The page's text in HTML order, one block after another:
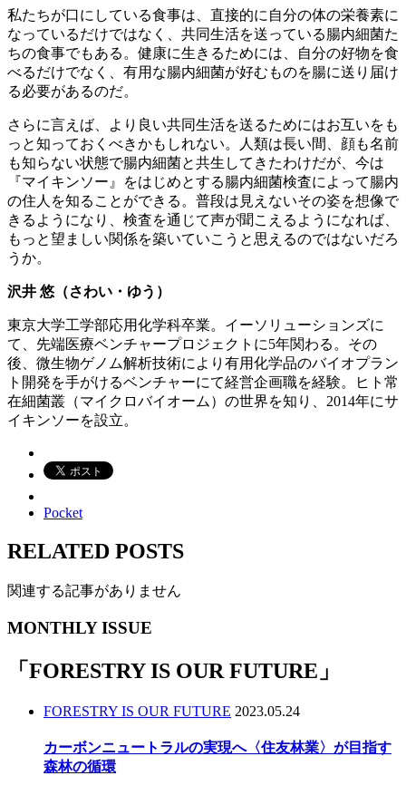
私たちが口にしている食事は、直接的に自分の体の栄養素に
なっているだけではなく、共同生活を送っている腸内細菌た
ちの食事でもある。健康に生きるためには、自分の好物を食
べるだけでなく、有用な腸内細菌が好むものを腸に送り届け
る必要があるのだ。
さらに言えば、より良い共同生活を送るためにはお互いをも
っと知っておくべきかもしれない。人類は長い間、顔も名前
も知らない状態で腸内細菌と共生してきたわけだが、今は
『マイキンソー』をはじめとする腸内細菌検査によって腸内
の住人を知ることができる。普段は見えないその姿を想像で
きるようになり、検査を通じて声が聞こえるようになれば、
もっと望ましい関係を築いていこうと思えるのではないだろ
うか。
沢井 悠（さわい・ゆう）
東京大学工学部応用化学科卒業。イーソリューションズに
て、先端医療ベンチャープロジェクトに5年関わる。その
後、微生物ゲノム解析技術により有用化学品のバイオプラン
ト開発を手がけるベンチャーにて経営企画職を経験。ヒト常
在細菌叢（マイクロバイオーム）の世界を知り、2014年にサ
イキンソーを設立。
Pocket
RELATED POSTS
関連する記事がありません
MONTHLY ISSUE
「 FORESTRY IS OUR FUTURE 」
FORESTRY IS OUR FUTURE 2023.05.24
カーボンニュートラルの実現へ〈住友林業〉が目指す
森林の循環